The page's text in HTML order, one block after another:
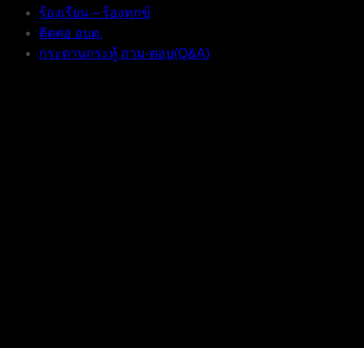
ร้องเรียน – ร้องทุกข์
ติดต่อ อบต.
กระดานกระทู้ ถาม-ตอบ(Q&A)